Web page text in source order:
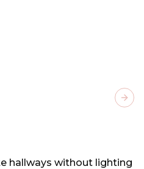
hallways without lighting